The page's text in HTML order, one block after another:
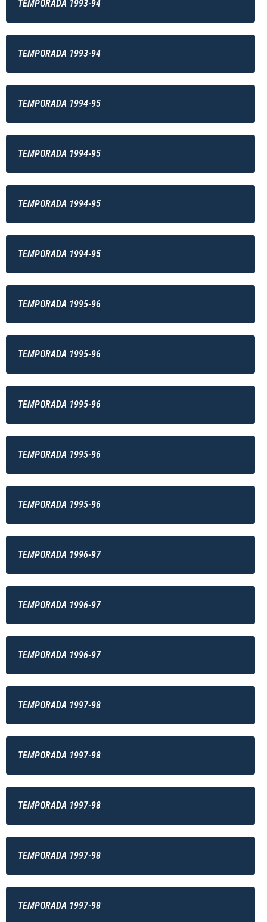
TEMPORADA 1993-94
TEMPORADA 1993-94
TEMPORADA 1994-95
TEMPORADA 1994-95
TEMPORADA 1994-95
TEMPORADA 1994-95
TEMPORADA 1995-96
TEMPORADA 1995-96
TEMPORADA 1995-96
TEMPORADA 1995-96
TEMPORADA 1995-96
TEMPORADA 1996-97
TEMPORADA 1996-97
TEMPORADA 1996-97
TEMPORADA 1997-98
TEMPORADA 1997-98
TEMPORADA 1997-98
TEMPORADA 1997-98
TEMPORADA 1997-98